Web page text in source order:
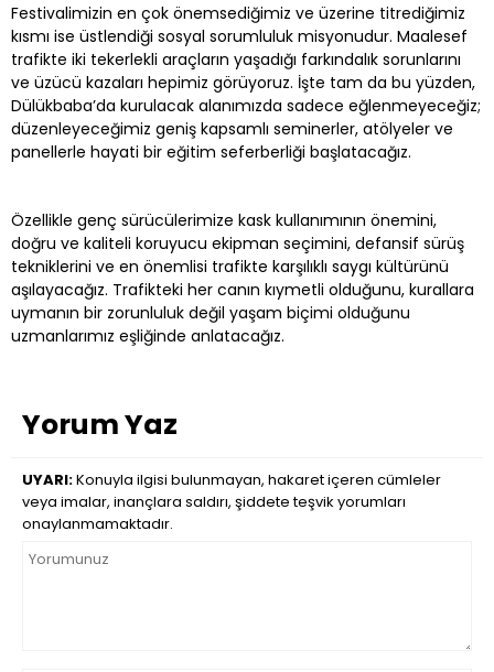
Festivalimizin en çok önemsediğimiz ve üzerine titrediğimiz
kısmı ise üstlendiği sosyal sorumluluk misyonudur. Maalesef
trafikte iki tekerlekli araçların yaşadığı farkındalık sorunlarını
ve üzücü kazaları hepimiz görüyoruz. İşte tam da bu yüzden,
Dülükbaba’da kurulacak alanımızda sadece eğlenmeyeceğiz;
düzenleyeceğimiz geniş kapsamlı seminerler, atölyeler ve
panellerle hayati bir eğitim seferberliği başlatacağız.
Özellikle genç sürücülerimize kask kullanımının önemini,
doğru ve kaliteli koruyucu ekipman seçimini, defansif sürüş
tekniklerini ve en önemlisi trafikte karşılıklı saygı kültürünü
aşılayacağız. Trafikteki her canın kıymetli olduğunu, kurallara
uymanın bir zorunluluk değil yaşam biçimi olduğunu
uzmanlarımız eşliğinde anlatacağız.
Yorum Yaz
UYARI:Konuyla ilgisi bulunmayan, hakaret içeren cümleler
veya imalar, inançlara saldırı, şiddete teşvik yorumları
onaylanmamaktadır.